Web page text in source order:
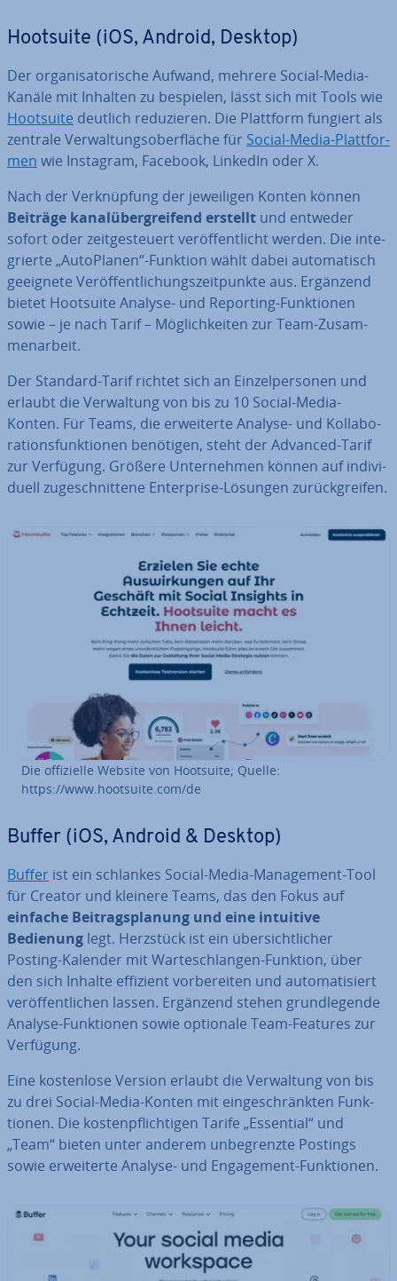
Hootsuite (iOS, Android, Desktop)
Der or­ga­ni­sa­to­ri­sche Aufwand, mehrere Social-Media-
Kanäle mit Inhalten zu bespielen, lässt sich mit Tools wie
Hootsuite deutlich re­du­zie­ren. Die Plattform fungiert als
zentrale Ver­wal­tungs­ober­flä­che für Social-Media-Platt­for­
men wie Instagram, Facebook, LinkedIn oder X.
Nach der Ver­knüp­fung der je­wei­li­gen Konten können
Beiträge ka­nal­über­grei­fend erstellt und entweder
sofort oder zeit­ge­steu­ert ver­öf­fent­licht werden. Die in­te­
grier­te „Au­to­Pla­nen“-Funktion wählt dabei au­to­ma­tisch
geeignete Ver­öf­fent­li­chungs­zeit­punk­te aus. Ergänzend
bietet Hootsuite Analyse- und Reporting-Funk­tio­nen
sowie – je nach Tarif – Mög­lich­kei­ten zur Team-Zu­sam­
men­ar­beit.
Der Standard-Tarif richtet sich an Ein­zel­per­so­nen und
erlaubt die Ver­wal­tung von bis zu 10 Social-Media-
Konten. Für Teams, die er­wei­ter­te Analyse- und Kol­la­bo­
ra­ti­ons­funk­tio­nen benötigen, steht der Advanced-Tarif
zur Verfügung. Größere Un­ter­neh­men können auf in­di­vi­
du­ell zu­ge­schnit­te­ne En­ter­pri­se-Lösungen zu­rück­grei­fen.
Die of­fi­zi­el­le Website von Hootsuite; Quelle:
https://www.hootsuite.com/de
Buffer (iOS, Android & Desktop)
Buffer ist ein schlankes Social-Media-Ma­nage­ment-Tool
für Creator und kleinere Teams, das den Fokus auf
einfache Bei­trags­pla­nung und eine intuitive
Bedienung legt. Herzstück ist ein über­sicht­li­cher
Posting-Kalender mit War­te­schlan­gen-Funktion, über
den sich Inhalte effizient vor­be­rei­ten und au­to­ma­ti­siert
ver­öf­fent­li­chen lassen. Ergänzend stehen grund­le­gen­de
Analyse-Funk­tio­nen sowie optionale Team-Features zur
Verfügung.
Eine kos­ten­lo­se Version erlaubt die Ver­wal­tung von bis
zu drei Social-Media-Konten mit ein­ge­schränk­ten Funk­
tio­nen. Die kos­ten­pflich­ti­gen Tarife „Essential“ und
„Team“ bieten unter anderem un­be­grenz­te Postings
sowie er­wei­ter­te Analyse- und En­ga­ge­ment-Funk­tio­nen.